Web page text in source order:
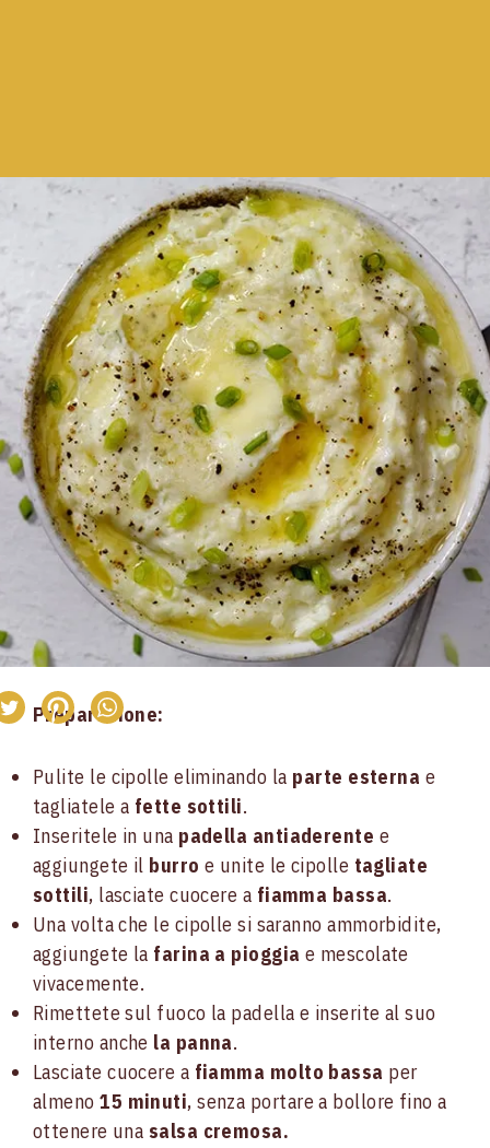
Preparazione:
Pulite le cipolle eliminando la parte esterna e
tagliatele a fette sottili.
Inseritele in una padella antiaderente e
aggiungete il burro e unite le cipolle tagliate
sottili, lasciate cuocere a fiamma bassa.
Una volta che le cipolle si saranno ammorbidite,
aggiungete la farina a pioggia e mescolate
vivacemente.
Rimettete sul fuoco la padella e inserite al suo
interno anche la panna.
Lasciate cuocere a fiamma molto bassa per
almeno15 minuti, senza portare a bollore fino a
ottenere una salsa cremosa.